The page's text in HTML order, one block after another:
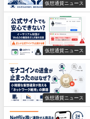
仮想通貨ニュース
仮想通貨ニュース
仮想通貨ニュース